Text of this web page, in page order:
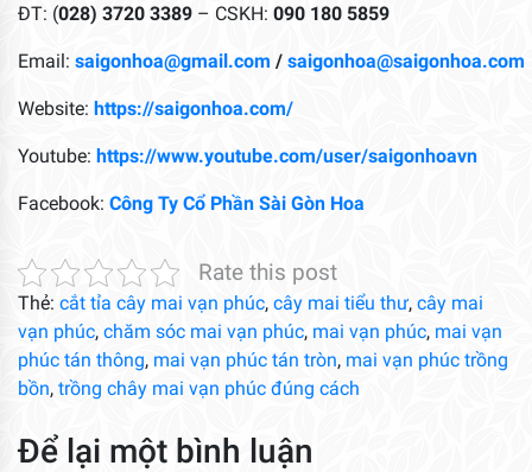
ĐT: (028) 3720 3389 – CSKH: 090 180 5859
Email: saigonhoa@gmail.com / saigonhoa@saigonhoa.com
Website: https://saigonhoa.com/
Youtube: https://www.youtube.com/user/saigonhoavn
Facebook: Công Ty Cổ Phần Sài Gòn Hoa
Rate this post
Thẻ: cắt tỉa cây mai vạn phúc, cây mai tiểu thư, cây mai
vạn phúc, chăm sóc mai vạn phúc, mai vạn phúc, mai vạn
phúc tán thông, mai vạn phúc tán tròn, mai vạn phúc trồng
bồn, trồng chây mai vạn phúc đúng cách
Để lại một bình luận